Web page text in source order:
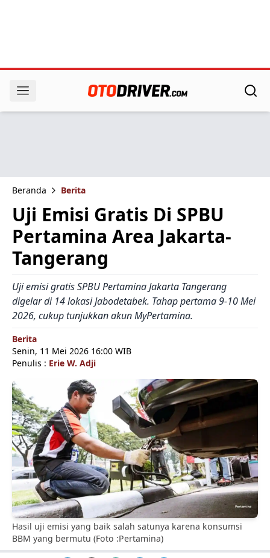
Beranda Berita
Uji Emisi Gratis Di SPBU
Pertamina Area Jakarta-
Tangerang
Uji emisi gratis SPBU Pertamina Jakarta Tangerang
digelar di 14 lokasi Jabodetabek. Tahap pertama 9-10 Mei
2026, cukup tunjukkan akun MyPertamina.
Berita
Senin, 11 Mei 2026 16:00 WIB
Penulis : Erie W. Adji
Hasil uji emisi yang baik salah satunya karena konsumsi
BBM yang bermutu (Foto :Pertamina)